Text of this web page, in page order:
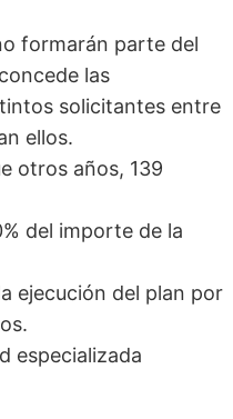
formarán parte del
las
solicitantes entre
ellos.
otros años, 139
del importe de la
ejecución del plan por
especializada